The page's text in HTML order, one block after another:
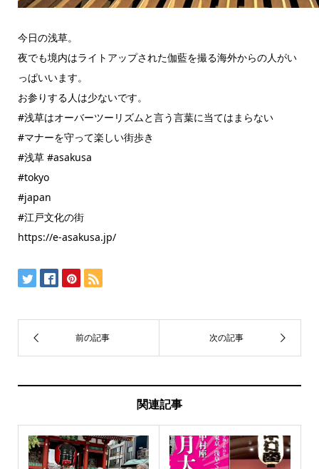
今日の浅草。
夜でも境内はライトアップされた伽藍を撮る海外からの人がい
っぱいいます。
お参りする人は少ないです。
#浅草はオーバーツーリズムと言う言葉に当てはまらない
#マナーを守って楽しい街歩き
#浅草 #asakusa
#tokyo
#japan
#江戸文化の街
https://e-asakusa.jp/
関連記事